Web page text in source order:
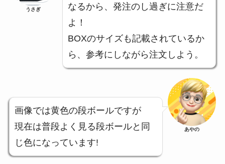
うさぎ
なるから、発注のし過ぎに注意だ
よ！
BOXのサイズも記載されているか
ら、参考にしながら注文しよう。
画像では黄色の段ボールですが
現在は普段よく見る段ボールと同
じ色になっています!
あやの